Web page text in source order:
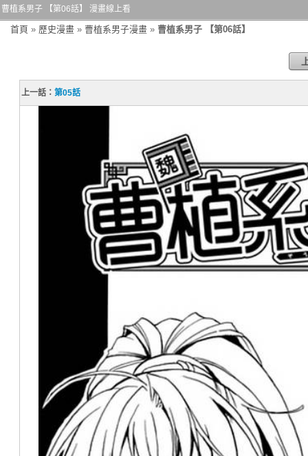
曹植系男子 【第06話】 漫畫線上看
首頁 » 歷史漫畫 » 曹植系男子漫畫 » 曹植系男子 【第06話】
上一話：第05話